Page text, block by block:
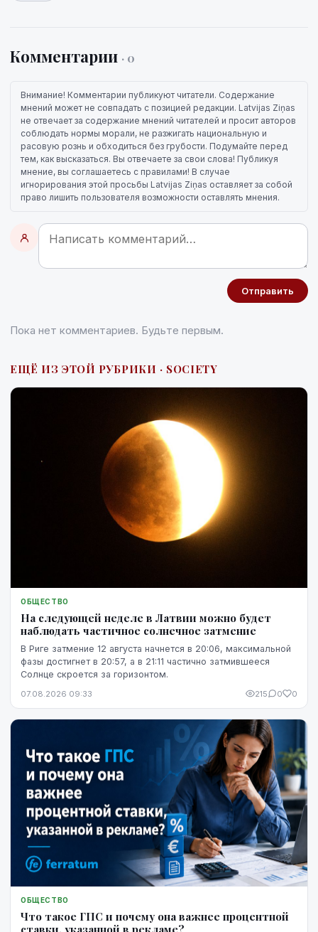
Комментарии · 0
Внимание! Комментарии публикуют читатели. Содержание
мнений может не совпадать с позицией редакции. Latvijas Ziņas
не отвечает за содержание мнений читателей и просит авторов
соблюдать нормы морали, не разжигать национальную и
расовую рознь и обходиться без грубости. Подумайте перед
тем, как высказаться. Вы отвечаете за свои слова! Публикуя
мнение, вы соглашаетесь с правилами! В случае
игнорирования этой просьбы Latvijas Ziņas оставляет за собой
право лишить пользователя возможности оставлять мнения.
Отправить
Пока нет комментариев. Будьте первым.
ЕЩЁ ИЗ ЭТОЙ РУБРИКИ · SOCIETY
ОБЩЕСТВО
На следующей неделе в Латвии можно будет
наблюдать частичное солнечное затмение
В Риге затмение 12 августа начнется в 20:06, максимальной
фазы достигнет в 20:57, а в 21:11 частично затмившееся
Солнце скроется за горизонтом.
07.08.2026 09:33 215 0 0
ОБЩЕСТВО
Что такое ГПС и почему она важнее процентной
ставки, указанной в рекламе?